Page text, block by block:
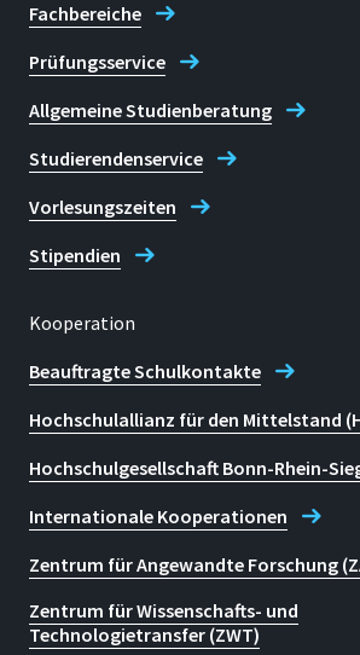
Fachbereiche
Prüfungsservice
Allgemeine Studienberatung
Studierendenservice
Vorlesungszeiten
Stipendien
Kooperation
Beauftragte Schulkontakte
Hochschulallianz für den Mittelstand
Hochschulgesellschaft Bonn-Rhein-
Internationale Kooperationen
Zentrum für Angewandte Forschung
Zentrum für Wissenschafts- und
Technologietransfer (ZWT)